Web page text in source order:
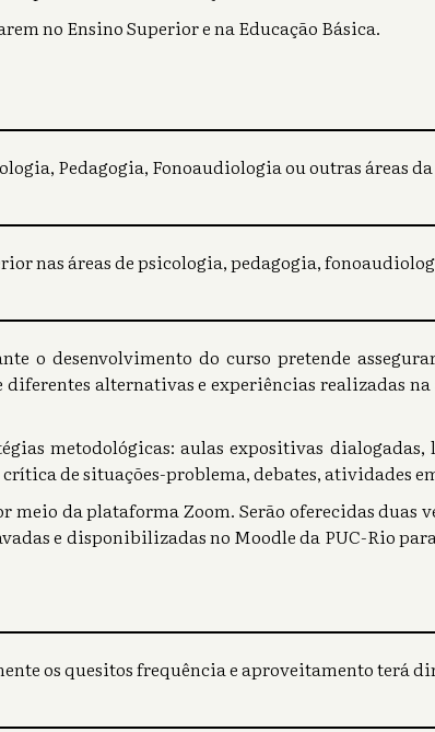
no Ensino Superior e na Educação Básica.
Pedagogia, Fonoaudiologia ou outras áreas
nas áreas de psicologia, pedagogia,
o desenvolvimento do curso pretende
alternativas e experiências realizadas
metodológicas: aulas expositivas
de situações-problema, debates, atividades
meio da plataforma Zoom. Serão oferecidas duas
e disponibilizadas no Moodle da PUC-Rio
os quesitos frequência e aproveitamento terá